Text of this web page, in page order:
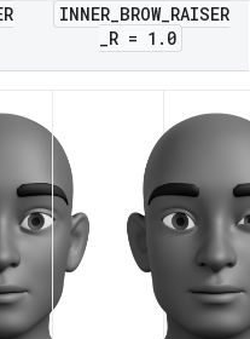
INNER_BROW_RAISER
_R = 1.0